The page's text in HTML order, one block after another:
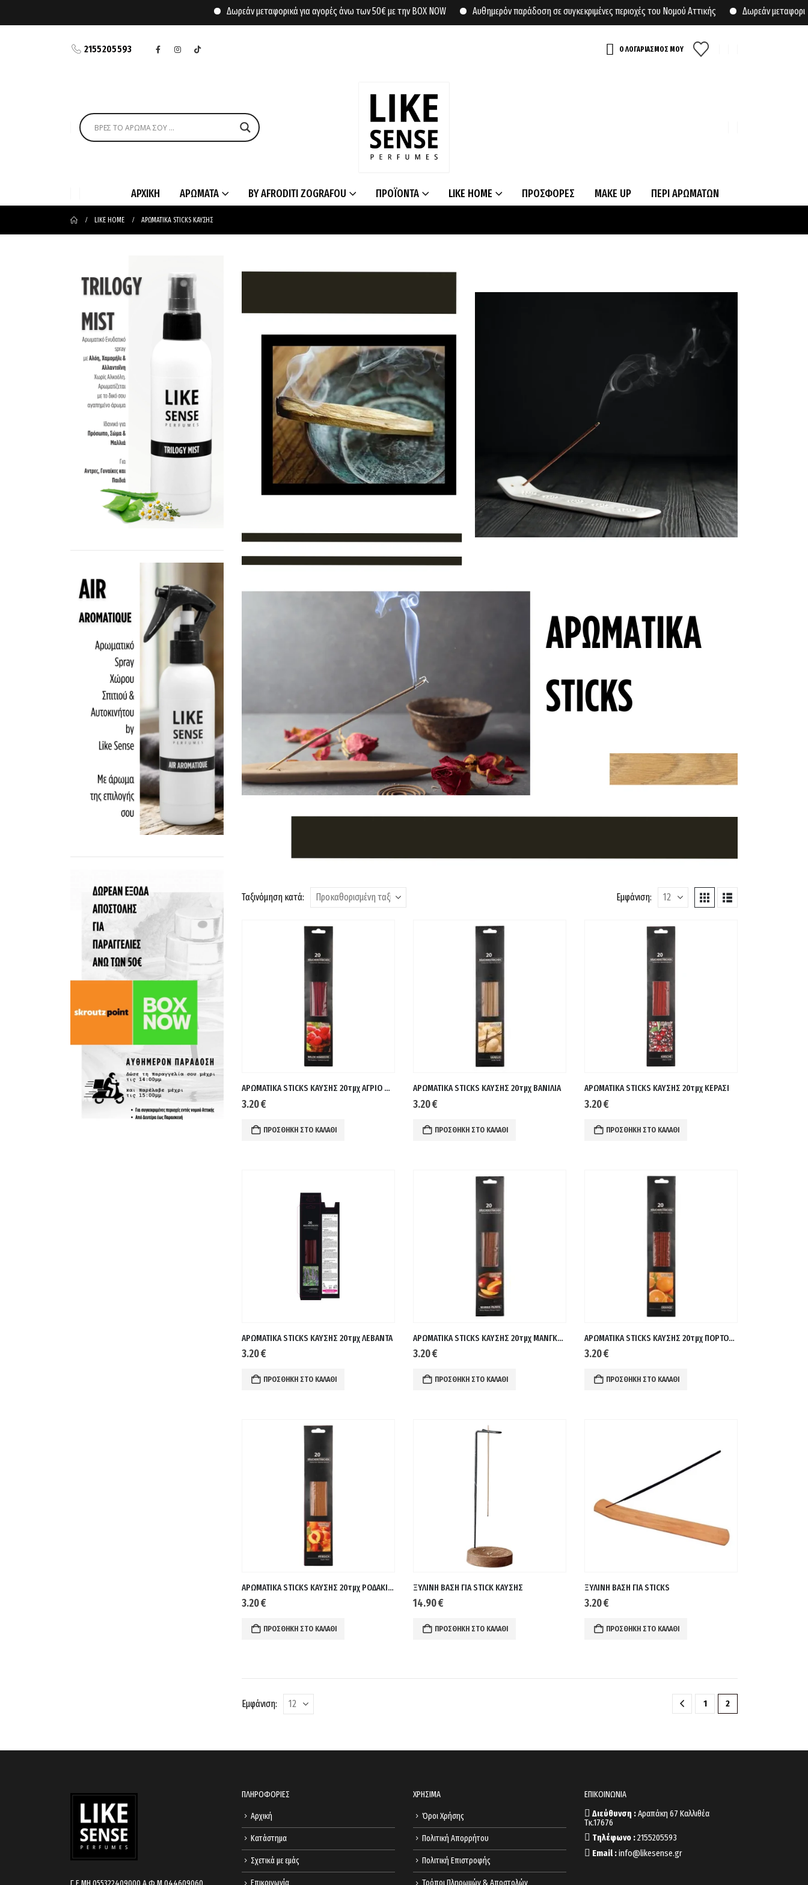
Δωρεάν μεταφορικά για αγορές άνω των 50€ με την BOX NOW Αυθημερόν παράδοση σε συγκεκριμένες περιοχές του Νομού Αττικής Δωρεάν μεταφορικά για
2155205593 Ο ΛΟΓΑΡΙΑΣΜΟΣ ΜΟΥ
ΑΡΧΙΚΗ ΑΡΩΜΑΤΑ BY AFRODITI ZOGRAFOU ΠΡΟΪΟΝΤΑ LIKE HOME ΠΡΟΣΦΟΡΕΣ MAKE UP ΠΕΡΙ ΑΡΩΜΑΤΩΝ
LIKE HOME ΑΡΩΜΑΤΙΚΑ STICKS ΚΑΥΣΗΣ
Ταξινόμηση κατά: Εμφάνιση:
ΑΡΩΜΑΤΙΚΑ STICKS ΚΑΥΣΗΣ 20τμχ ΑΓΡΙΟ ΒΑΤΟΜΟΥΡΟ
3.20€
ΠΡΟΣΘΉΚΗ ΣΤΟ ΚΑΛΆΘΙ
ΑΡΩΜΑΤΙΚΑ STICKS ΚΑΥΣΗΣ 20τμχ ΒΑΝΙΛΙΑ
3.20€
ΠΡΟΣΘΉΚΗ ΣΤΟ ΚΑΛΆΘΙ
ΑΡΩΜΑΤΙΚΑ STICKS ΚΑΥΣΗΣ 20τμχ ΚΕΡΑΣΙ
3.20€
ΠΡΟΣΘΉΚΗ ΣΤΟ ΚΑΛΆΘΙ
ΑΡΩΜΑΤΙΚΑ STICKS ΚΑΥΣΗΣ 20τμχ ΛΕΒΑΝΤΑ
3.20€
ΠΡΟΣΘΉΚΗ ΣΤΟ ΚΑΛΆΘΙ
ΑΡΩΜΑΤΙΚΑ STICKS ΚΑΥΣΗΣ 20τμχ ΜΑΝΓΚΟ-ΠΑΠΑΓΙΑ
3.20€
ΠΡΟΣΘΉΚΗ ΣΤΟ ΚΑΛΆΘΙ
ΑΡΩΜΑΤΙΚΑ STICKS ΚΑΥΣΗΣ 20τμχ ΠΟΡΤΟΚΑΛΙ
3.20€
ΠΡΟΣΘΉΚΗ ΣΤΟ ΚΑΛΆΘΙ
ΑΡΩΜΑΤΙΚΑ STICKS ΚΑΥΣΗΣ 20τμχ ΡΟΔΑΚΙΝΟ
3.20€
ΠΡΟΣΘΉΚΗ ΣΤΟ ΚΑΛΆΘΙ
ΞΥΛΙΝΗ ΒΑΣΗ ΓΙΑ STICK ΚΑΥΣΗΣ
14.90€
ΠΡΟΣΘΉΚΗ ΣΤΟ ΚΑΛΆΘΙ
ΞΥΛΙΝΗ ΒΑΣΗ ΓΙΑ STICKS
3.20€
ΠΡΟΣΘΉΚΗ ΣΤΟ ΚΑΛΆΘΙ
Εμφάνιση: 1 2
ΠΛΗΡΟΦΟΡΙΕΣ
Αρχική
Κατάστημα
Σχετικά με εμάς
ΧΡΗΣΙΜΑ
Όροι Χρήσης
Πολιτική Απορρήτου
Πολιτική Επιστροφής
ΕΠΙΚΟΙΝΩΝΙΑ
Διεύθυνση :Αραπάκη 67 Καλλιθέα
Τκ.17676
Τηλέφωνο :2155205593
Email :info@likesense.gr